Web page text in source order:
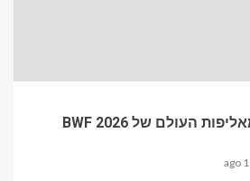
מדוע צ'ן-טו פרשה מאליפות העולם של BWF 2026